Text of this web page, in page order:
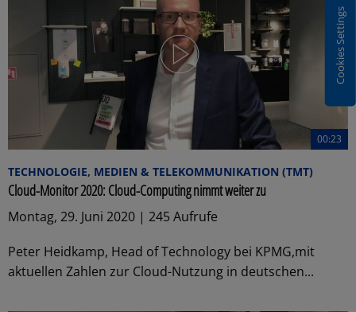
00:23
TECHNOLOGIE, MEDIEN & TELEKOMMUNIKATION (TMT)
Cloud-Monitor 2020: Cloud-Computing nimmt weiter zu
Montag, 29. Juni 2020 | 245 Aufrufe
Peter Heidkamp, Head of Technology bei KPMG,mit
aktuellen Zahlen zur Cloud-Nutzung in deutschen...
Cookies Settings